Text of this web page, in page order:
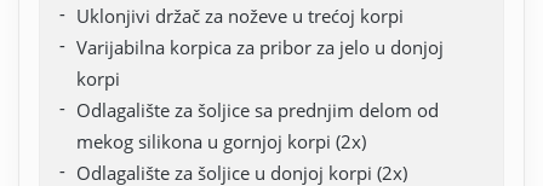
Uklonjivi držač za noževe u trećoj korpi
Varijabilna korpica za pribor za jelo u donjoj
korpi
Odlagalište za šoljice sa prednjim delom od
mekog silikona u gornjoj korpi (2x)
Odlagalište za šoljice u donjoj korpi (2x)